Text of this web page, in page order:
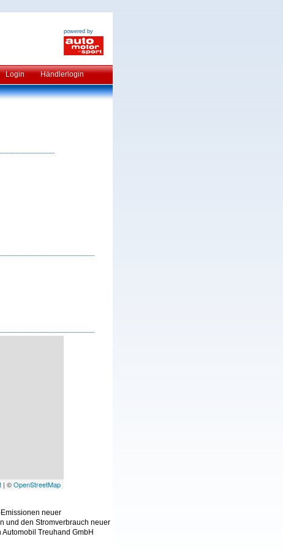
powered by
Login Händlerlogin
| ©OpenStreetMap
neuer
und den Stromverbrauch neuer
Treuhand GmbH